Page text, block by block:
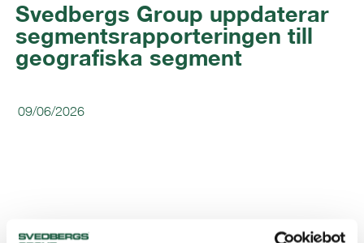
Svedbergs Group uppdaterar
segmentsrapporteringen till
geografiska segment
09/06/2026